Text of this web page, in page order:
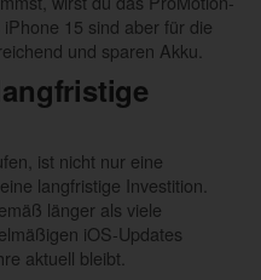
15 sind aber für die
und sparen Akku.
ist nicht nur eine
langfristige Investition.
länger als viele
iOS-Updates
aktuell bleibt.